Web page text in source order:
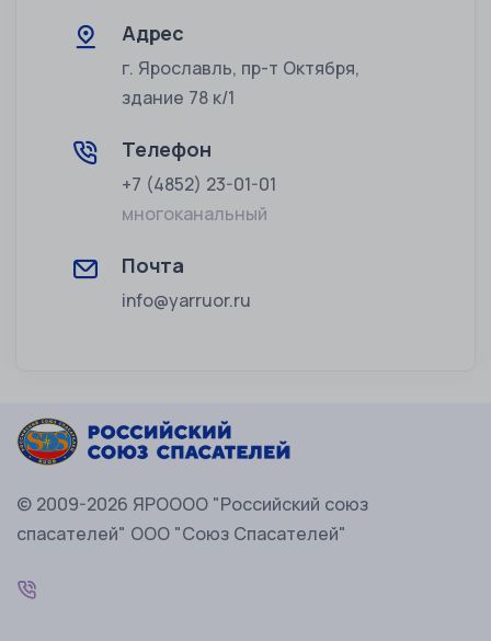
Адрес
г. Ярославль, пр-т Октября,
здание 78 к/1
Телефон
+7 (4852) 23-01-01
многоканальный
Почта
info@yarruor.ru
© 2009-2026 ЯРОООО "Российский союз
спасателей" ООО "Союз Спасателей"